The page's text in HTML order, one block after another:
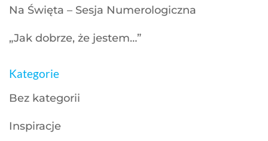
Na Święta – Sesja Numerologiczna
„Jak dobrze, że jestem…”
Kategorie
Bez kategorii
Inspiracje